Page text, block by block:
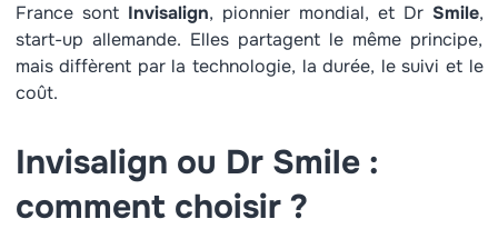
France sont Invisalign, pionnier mondial, et Dr Smile,
start-up allemande. Elles partagent le même principe,
mais diffèrent par la technologie, la durée, le suivi et le
coût.
Invisalign ou Dr Smile :
comment choisir ?